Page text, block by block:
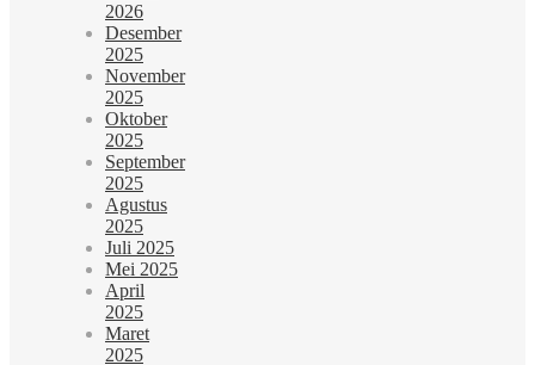
2026
Desember
2025
November
2025
Oktober
2025
September
2025
Agustus
2025
Juli 2025
Mei 2025
April
2025
Maret
2025